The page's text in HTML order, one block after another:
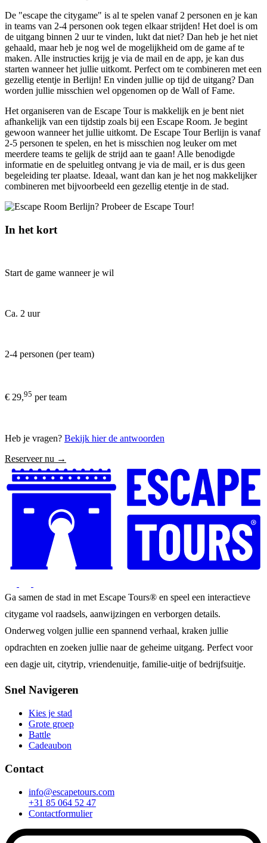
De "escape the citygame" is al te spelen vanaf 2 personen en je kan
in teams van 2-4 personen ook tegen elkaar strijden! Het doel is om
de uitgang binnen 2 uur te vinden, lukt dat niet? Dan heb je het niet
gehaald, maar heb je nog wel de mogelijkheid om de game af te
maken. Alle instructies krijg je via de mail en de app, je kan dus
starten wanneer het jullie uitkomt. Perfect om te combineren met een
gezellig etentje in Berlijn! En vinden jullie op tijd de uitgang? Dan
worden jullie misschien wel opgenomen op de Wall of Fame.
Het organiseren van de Escape Tour is makkelijk en je bent niet
afhankelijk van een tijdstip zoals bij een Escape Room. Je begint
gewoon wanneer het jullie uitkomt. De Escape Tour Berlijn is vanaf
2-5 personen te spelen, en het is misschien nog leuker om met
meerdere teams te gelijk de strijd aan te gaan! Alle benodigde
informatie en de speluitleg ontvang je via de mail, er is dus geen
begeleiding ter plaatse. Ideaal, want dan kan je het nog makkelijker
combineren met bijvoorbeeld een gezellig etentje in de stad.
In het kort
Start de game wanneer je wil
Ca. 2 uur
2-4 personen (per team)
€ 29,95 per team
Heb je vragen? Bekijk hier de antwoorden
Reserveer nu →
Ga samen de stad in met Escape Tours® en speel een interactieve
citygame vol raadsels, aanwijzingen en verborgen details.
Onderweg volgen jullie een spannend verhaal, kraken jullie
opdrachten en zoeken jullie naar de geheime uitgang. Perfect voor
een dagje uit, citytrip, vriendenuitje, familie-uitje of bedrijfsuitje.
Snel Navigeren
Kies je stad
Grote groep
Battle
Cadeaubon
Contact
info@escapetours.com
+31 85 064 52 47
Contactformulier